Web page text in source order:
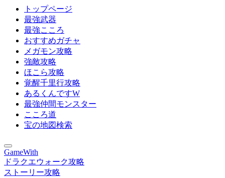
トップページ
最強武器
最強こころ
おすすめガチャ
メガモン攻略
強敵攻略
ほこら攻略
覚醒千里行攻略
あるくんですW
最強仲間モンスター
こころ道
宝の地図検索
GameWith
ドラクエウォーク攻略
ストーリー攻略